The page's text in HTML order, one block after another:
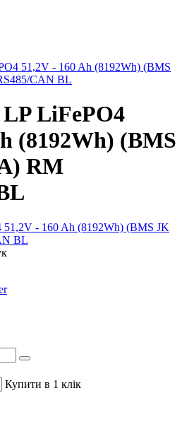
51,2V - 160 Ah (8192Wh) (BMS
CAN BL
LiFePO4
(8192Wh) (BMS
RM
Купити в 1 клік